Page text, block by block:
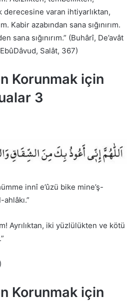
derecesine varan ihtiyarlıktan,
Kabir azabından sana sığınırım.
sana sığınırım.” (Buhârî, De’avât
Salât, 367)
Korunmak için
3
innî e’ûzü bike mine’ş-
Ayrılıktan, iki yüzlülükten ve kötü
Korunmak için